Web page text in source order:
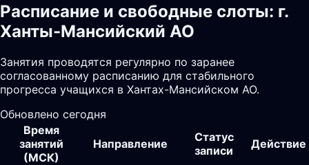
Расписание и свободные слоты: г.
Ханты-Мансийский АО
Занятия проводятся регулярно по заранее
согласованному расписанию для стабильного
прогресса учащихся в Хантах-Мансийском АО.
Обновлено сегодня
Время
занятий
(МСК)
Направление
Статус
записи
Действие